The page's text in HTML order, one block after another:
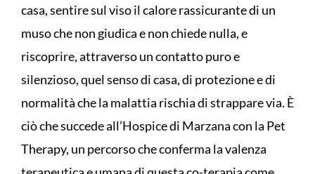
casa, sentire sul viso il calore rassicurante di un
muso che non giudica e non chiede nulla, e
riscoprire, attraverso un contatto puro e
silenzioso, quel senso di casa, di protezione e di
normalità che la malattia rischia di strappare via. È
ciò che succede all’Hospice di Marzana con la Pet
Therapy, un percorso che conferma la valenza